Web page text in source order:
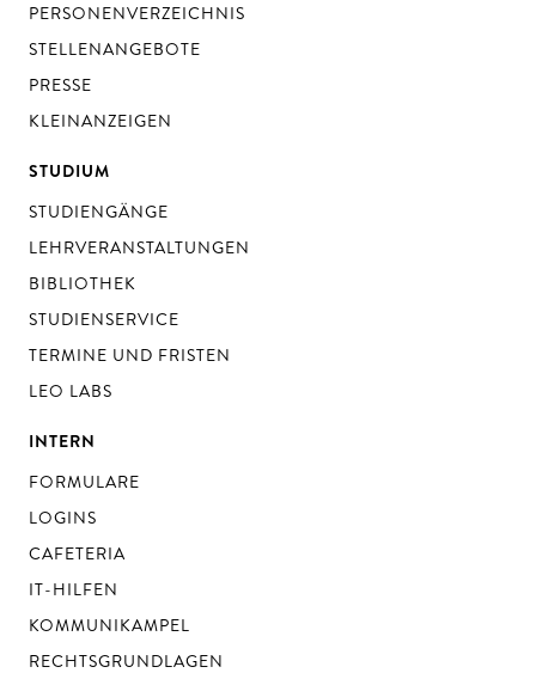
PERSONENVERZEICHNIS
STELLENANGEBOTE
PRESSE
KLEINANZEIGEN
STUDIUM
STUDIENGÄNGE
LEHRVERANSTALTUNGEN
BIBLIOTHEK
STUDIENSERVICE
TERMINE UND FRISTEN
LEO LABS
INTERN
FORMULARE
LOGINS
CAFETERIA
IT-HILFEN
KOMMUNIKAMPEL
RECHTSGRUNDLAGEN